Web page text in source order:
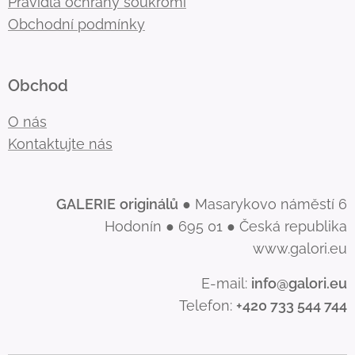
Obchodní podmínky
Obchod
O nás
Kontaktujte nás
GALERIE originálů ● Masarykovo náměstí 6
Hodonín ● 695 01 ● Česká republika
www.galori.eu
E-mail: info@galori.eu
Telefon: +420 733 544 744